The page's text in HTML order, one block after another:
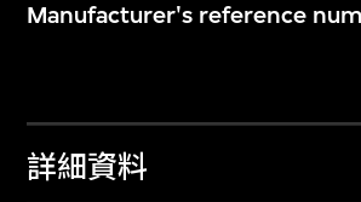
Manufacturer's reference
詳細資料